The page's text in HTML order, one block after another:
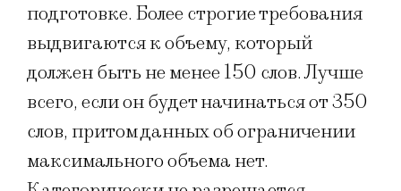
подготовке. Более строгие требования
выдвигаются к объему, который
должен быть не менее 150 слов. Лучше
всего, если он будет начинаться от 350
слов, притом данных об ограничении
максимального объема нет.